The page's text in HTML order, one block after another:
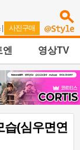
| 사진구매
엔 영상TV
(심우면연